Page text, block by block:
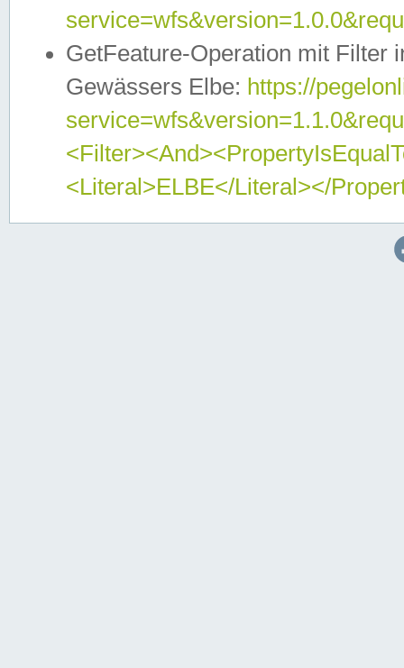
GetFeature-Operation mit Filter
Gewässers Elbe: https://
<Literal>ELBE</Literal></